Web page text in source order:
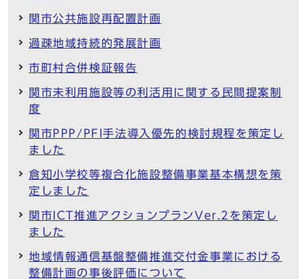
関市公共施設再配置計画
過疎地域持続的発展計画
市町村合併検証報告
関市未利用施設等の利活用に関する民間提案制
度
関市PPP/PFI手法導入優先的検討規程を策定し
ました
倉知小学校等複合化施設整備事業基本構想を策
定しました
関市ICT推進アクションプランVer.2を策定し
ました
地域情報通信基盤整備推進交付金事業における
整備計画の事後評価について